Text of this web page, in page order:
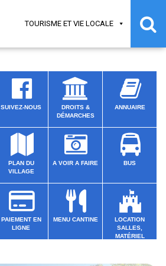
TOURISME ET VIE LOCALE
SUIVEZ-NOUS
DROITS &
DÉMARCHES
ANNUAIRE
PLAN DU
VILLAGE
A VOIR A FAIRE BUS
PAIEMENT EN
LIGNE
MENU CANTINE
LOCATION
SALLES,
MATÉRIEL